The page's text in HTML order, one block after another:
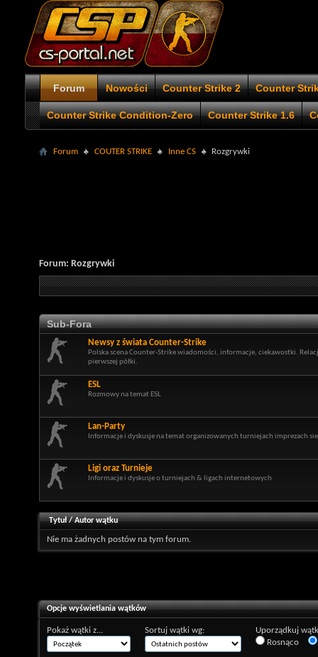
Forum Nowości Counter Strike 2 Counter
Counter Strike Condition-Zero Counter Strike 1.6
Forum COUTER STRIKE Inne CS Rozgrywki
Forum: Rozgrywki
Sub-Fora
Newsy z świata Counter-Strike
Polska scena Counter-Strike wiadomości, informacje, ciekawostki.
pierwszej półki.
ESL
Rozmowy na temat ESL
Lan-Party
Informacje i dyskusje na temat organizowanych turniejach imprezach
Ligi oraz Turnieje
Informacje i dyskusje o turniejach & ligach internetowych
Tytuł/Autor wątku
Nie ma żadnych postów na tym forum.
Opcje wyświetlania wątków
Pokaż wątki z... Sortuj wątki wg:
Uporządkuj
Rosnąco